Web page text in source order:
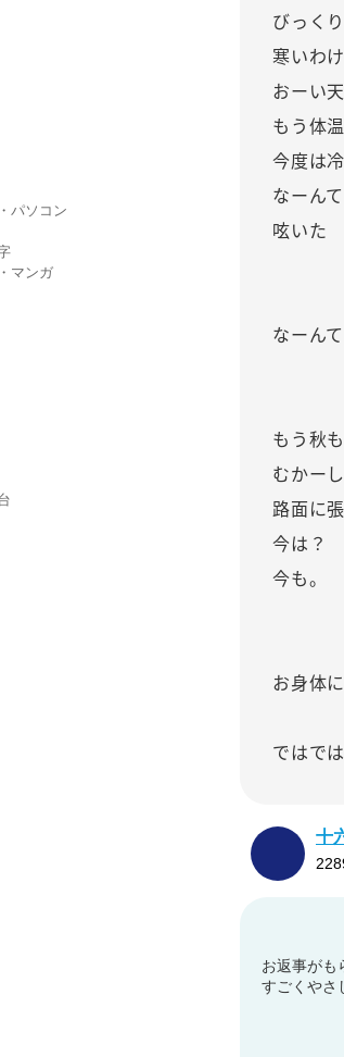
パソコン
マンガ
びっくり
寒いわ
おーい
もう体
今度は
なーんて
呟いた
なーん
もう秋
むかー
路面に
今は？
今も。
お身体
ではで
十
お返事がも
すごくやさ